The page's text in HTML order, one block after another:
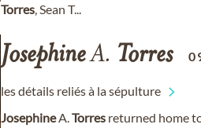
Torres, Sean T...
JosephineA. Torres
les détails reliés à la sépulture
JosephineA.Torres returned home